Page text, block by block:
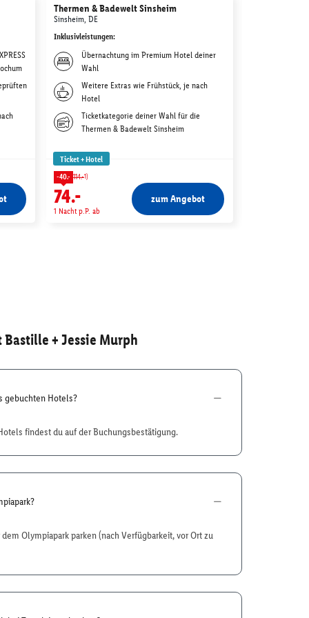
Thermen & Badewelt Sinsheim
Sinsheim, DE
Inklusivleistungen:
Übernachtung im Premium Hotel deiner
Wahl
Weitere Extras wie Frühstück, je nach
Hotel
Ticketkategorie deiner Wahl für die
Thermen & Badewelt Sinsheim
Ticket + Hotel
-40.- 114.-1)
74.-
1 Nacht p.P. ab
zum Angebot
+ Jessie Murph
gebuchten Hotels?
findest du auf der Buchungsbestätigung.
Olympiapark parken (nach Verfügbarkeit, vor Ort zu